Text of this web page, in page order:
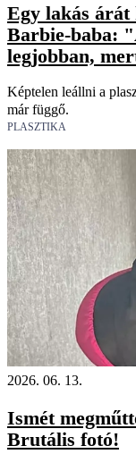
Egy lakás árát
Barbie-baba:
legjobban,
Képtelen leállni a
már függő.
PLASZTIKA
2026. 06. 13.
Ismét
Brutális fotó!